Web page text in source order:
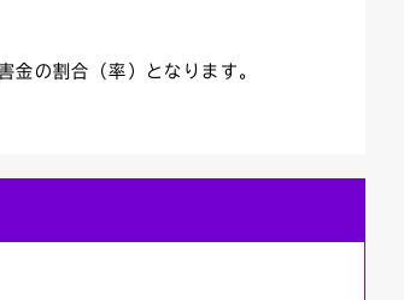
金の割合（率）となります。